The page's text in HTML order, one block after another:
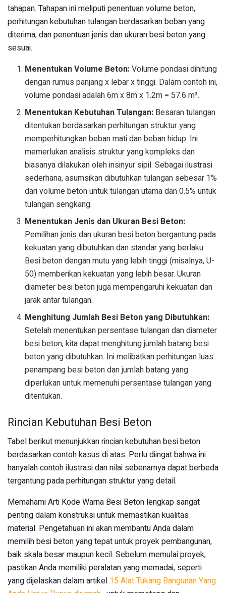
tahapan. Tahapan ini meliputi penentuan volume beton,
perhitungan kebutuhan tulangan berdasarkan beban yang
diterima, dan penentuan jenis dan ukuran besi beton yang
sesuai.
Menentukan Volume Beton:Volume pondasi dihitung
dengan rumus panjang x lebar x tinggi. Dalam contoh ini,
volume pondasi adalah 6m x 8m x 1.2m = 57.6 m³.
Menentukan Kebutuhan Tulangan: Besaran tulangan
ditentukan berdasarkan perhitungan struktur yang
memperhitungkan beban mati dan beban hidup. Ini
memerlukan analisis struktur yang kompleks dan
biasanya dilakukan oleh insinyur sipil. Sebagai ilustrasi
sederhana, asumsikan dibutuhkan tulangan sebesar 1%
dari volume beton untuk tulangan utama dan 0.5% untuk
tulangan sengkang.
Menentukan Jenis dan Ukuran Besi Beton:
Pemilihan jenis dan ukuran besi beton bergantung pada
kekuatan yang dibutuhkan dan standar yang berlaku.
Besi beton dengan mutu yang lebih tinggi (misalnya, U-
50) memberikan kekuatan yang lebih besar. Ukuran
diameter besi beton juga mempengaruhi kekuatan dan
jarak antar tulangan.
Menghitung Jumlah Besi Beton yang Dibutuhkan:
Setelah menentukan persentase tulangan dan diameter
besi beton, kita dapat menghitung jumlah batang besi
beton yang dibutuhkan. Ini melibatkan perhitungan luas
penampang besi beton dan jumlah batang yang
diperlukan untuk memenuhi persentase tulangan yang
ditentukan.
Rincian Kebutuhan Besi Beton
Tabel berikut menunjukkan rincian kebutuhan besi beton
berdasarkan contoh kasus di atas. Perlu diingat bahwa ini
hanyalah contoh ilustrasi dan nilai sebenarnya dapat berbeda
tergantung pada perhitungan struktur yang detail.
Memahami Arti Kode Warna Besi Beton lengkap sangat
penting dalam konstruksi untuk memastikan kualitas
material. Pengetahuan ini akan membantu Anda dalam
memilih besi beton yang tepat untuk proyek pembangunan,
baik skala besar maupun kecil. Sebelum memulai proyek,
pastikan Anda memiliki peralatan yang memadai, seperti
yang dijelaskan dalam artikel 15 Alat Tukang Bangunan Yang